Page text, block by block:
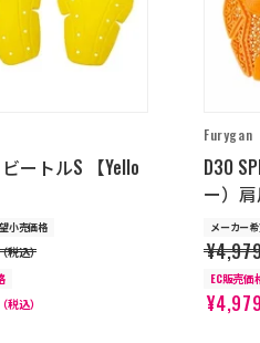
ートルS 【Yello
小売価格
税込）
税込）
Furygan
D3O
ー）
メーカー
EC販売価
¥4,979